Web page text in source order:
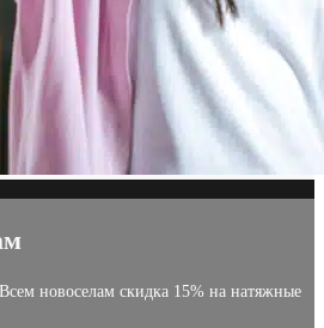
новоселам скидка 15% на натяжные